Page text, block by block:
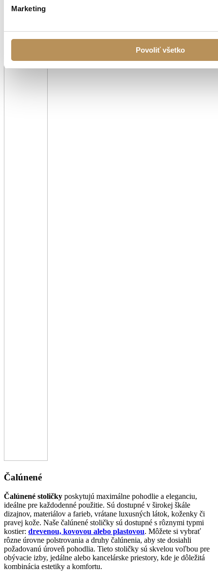
Marketing
Povoliť všetko
Čalúnené
Čalúnené stoličky poskytujú maximálne pohodlie a eleganciu,
ideálne pre každodenné použitie. Sú dostupné v širokej škále
dizajnov, materiálov a farieb, vrátane luxusných látok, koženky či
pravej kože. Naše čalúnené stoličky sú dostupné s rôznymi typmi
kostier: drevenou, kovovou alebo plastovou. Môžete si vybrať
rôzne úrovne polstrovania a druhy čalúnenia, aby ste dosiahli
požadovanú úroveň pohodlia. Tieto stoličky sú skvelou voľbou pre
obývacie izby, jedálne alebo kancelárske priestory, kde je dôležitá
kombinácia estetiky a komfortu.